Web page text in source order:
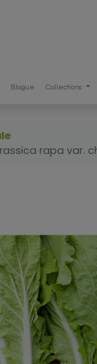
Blogue Collections
rapa var.